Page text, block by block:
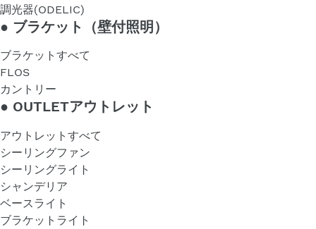
調光器(ODELIC)
● ブラケット（壁付照明）
ブラケットすべて
FLOS
カントリー
● OUTLETアウトレット
アウトレットすべて
シーリングファン
シーリングライト
シャンデリア
ベースライト
ブラケットライト